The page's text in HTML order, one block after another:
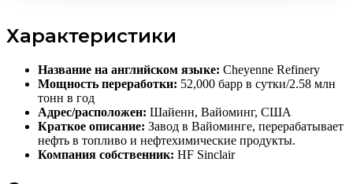
Характеристики
Название на английском языке: Cheyenne Refinery
Мощность переработки: 52,000 барр в сутки/2.58 млн
тонн в год
Адрес/расположен: Шайенн, Вайоминг, США
Краткое описание: Завод в Вайоминге, перерабатывает
нефть в топливо и нефтехимические продукты.
Компания собственник: HF Sinclair